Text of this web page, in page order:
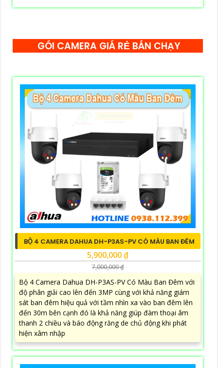
GÓI CAMERA GIÁ RẺ BÁN CHẠY
BỘ 4 CAMERA DAHUA DH-P3AS-PV CÓ MÀU BAN ĐÊM
5,900,000 ₫
7,000,000 ₫
Bộ 4 Camera Dahua DH-P3AS-PV Có Màu Ban Đêm với
độ phân giải cao lên đến 3MP cùng với khả năng giám
sát ban đêm hiệu quả với tầm nhìn xa vào ban đêm lên
đến 30m bên cạnh đó là khả năng giúp đàm thoại âm
thanh 2 chiều và báo động răng de chủ động khi phát
hiện xâm nhập